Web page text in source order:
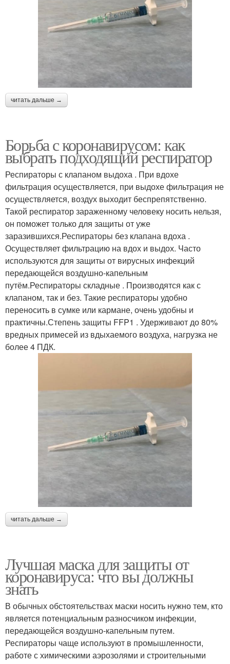
читать дальше →
Борьба с коронавирусом: как
выбрать подходящий респиратор
Респираторы с клапаном выдоха . При вдохе
фильтрация осуществляется, при выдохе фильтрация не
осуществляется, воздух выходит беспрепятственно.
Такой респиратор зараженному человеку носить нельзя,
он поможет только для защиты от уже
заразившихся.Респираторы без клапана вдоха .
Осуществляет фильтрацию на вдох и выдох. Часто
используются для защиты от вирусных инфекций
передающейся воздушно-капельным
путём.Респираторы складные . Производятся как с
клапаном, так и без. Такие респираторы удобно
переносить в сумке или кармане, очень удобны и
практичны.Степень защиты FFP1 . Удерживают до 80%
вредных примесей из вдыхаемого воздуха, нагрузка не
более 4 ПДК.
читать дальше →
Лучшая маска для защиты от
коронавируса: что вы должны
знать
В обычных обстоятельствах маски носить нужно тем, кто
является потенциальным разносчиком инфекции,
передающейся воздушно-капельным путем.
Респираторы чаще используют в промышленности,
работе с химическими аэрозолями и строительными